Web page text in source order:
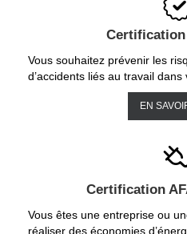
Certification
Vous souhaitez prévenir les
d’accidents liés au travail dans
EN
Certification
Vous êtes une entreprise ou
réaliser des économies